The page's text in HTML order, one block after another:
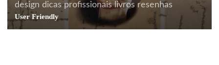
design dicas profissionais livros resenhas
User Friendly